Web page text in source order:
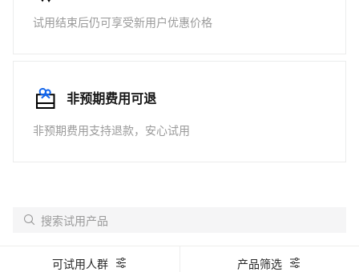
试用结束后仍可享受新用户优惠价格
非预期费用可退
非预期费用支持退款，安心试用
可试用人群 产品筛选